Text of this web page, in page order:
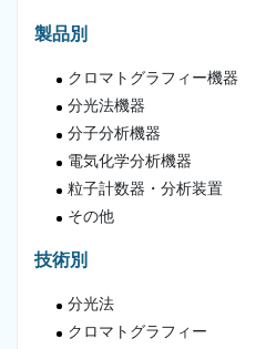
製品別
クロマトグラフィー機器
分光法機器
分子分析機器
電気化学分析機器
粒子計数器・分析装置
その他
技術別
分光法
クロマトグラフィー